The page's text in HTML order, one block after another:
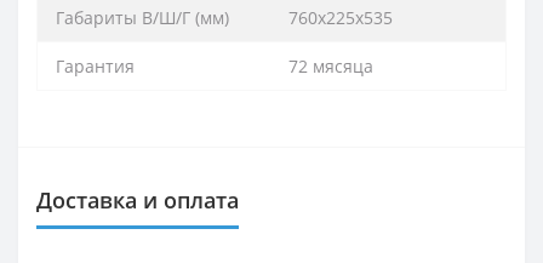
Габариты В/Ш/Г (мм) 760х225х535
Гарантия 72 мясяца
Доставка и оплата